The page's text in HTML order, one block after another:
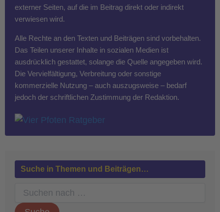
externer Seiten, auf die im Beitrag direkt oder indirekt
verwiesen wird.
Alle Rechte an den Texten und Beiträgen sind vorbehalten.
Das Teilen unserer Inhalte in sozialen Medien ist
ausdrücklich gestattet, solange die Quelle angegeben wird.
Die Vervielfältigung, Verbreitung oder sonstige
kommerzielle Nutzung – auch auszugsweise – bedarf
jedoch der schriftlichen Zustimmung der Redaktion.
Suche in Themen und Beiträgen…
c